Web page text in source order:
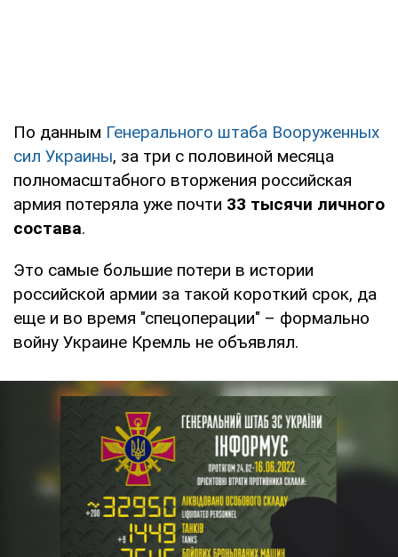
По данным Генерального штаба Вооруженных
сил Украины, за три с половиной месяца
полномасштабного вторжения российская
армия потеряла уже почти 33 тысячи личного
состава.
Это самые большие потери в истории
российской армии за такой короткий срок, да
еще и во время "спецоперации" – формально
войну Украине Кремль не объявлял.